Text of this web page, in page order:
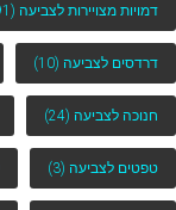
דמויות מצויירות לצביעה (191)
דרדסים לצביעה (10)
חנוכה לצביעה (24)
טפטים לצביעה (3)